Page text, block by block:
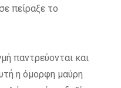
πείραξε το
παντρεύονται και
η όμορφη μαύρη